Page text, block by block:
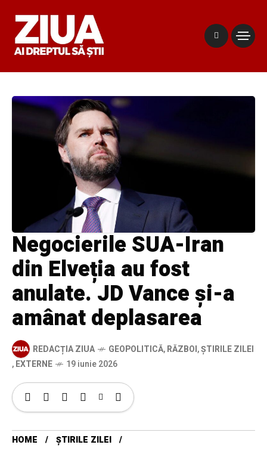
Negocierile SUA-Iran
din Elveția au fost
anulate. JD Vance și-a
amânat deplasarea
REDACȚIA ZIUA GEOPOLITICĂ,RĂZBOI,ȘTIRILE ZILEI
,EXTERNE 19 iunie 2026
HOME
ȘTIRILE ZILEI